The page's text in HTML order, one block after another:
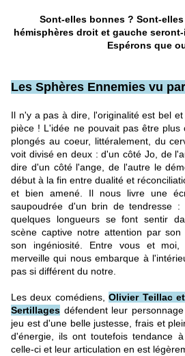
Sont-elles bonnes ? Sont-
hémisphères droit et gauche
Espérons que
Les Sphères Ennemies vu
Il n'y a pas à dire, l'originalité est bel
pièce ! L'idée ne pouvait pas être plus
plongés au coeur, littéralement, du
voit divisé en deux : d'un côté Jo, de
dire d'un côté l'ange, de l'autre le
début à la fin entre dualité et
et bien amené. Il nous livre une
saupoudrée d'un brin de tendresse
quelques longueurs se font sentir
scène captive notre attention par
son ingéniosité. Entre vous et
merveille qui nous embarque à
pas si différent du notre.
Les deux comédiens,Olivier Teillac
Sertillages défendent leur
jeu est d'une belle justesse, frais et
d'énergie, ils ont toutefois tendance
celle-ci et leur articulation en est